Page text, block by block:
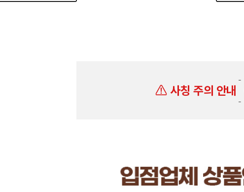
사칭 주의 안내